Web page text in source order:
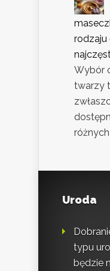
rodzaju
Wybór
twarzy
Uroda
typu
będzie